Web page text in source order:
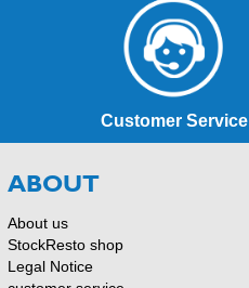
Customer Service
ABOUT
About us
StockResto shop
Legal Notice